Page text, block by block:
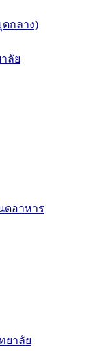
กลาง)
ลัย
ดอาหาร
ยาลัย